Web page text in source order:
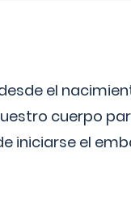
el
cuerpo
iniciarse el